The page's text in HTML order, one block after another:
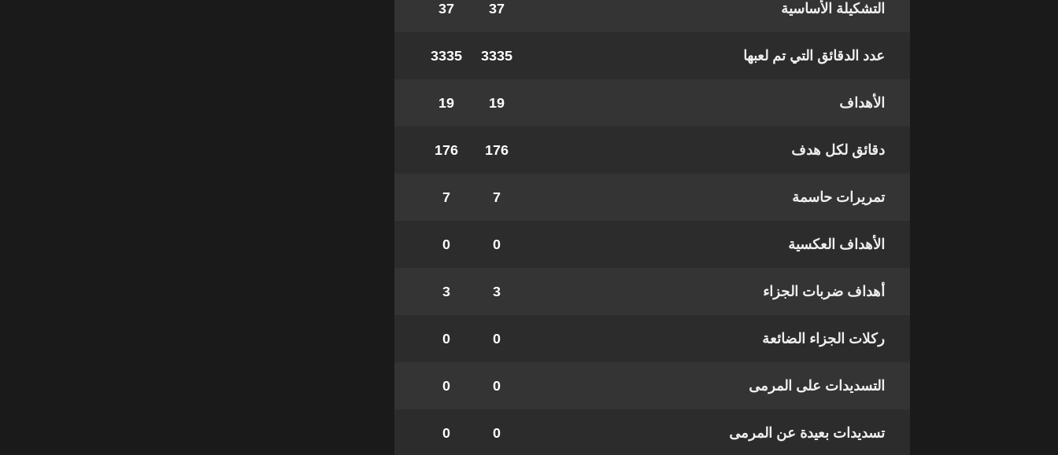
التشكيلة الأساسية 37
37
عدد الدقائق التي تم لعبها 3335
3335
الأهداف 19
19
دقائق لكل هدف 176
176
تمريرات حاسمة 7
7
الأهداف العكسية 0
0
أهداف ضربات الجزاء 3
3
ركلات الجزاء الضائعة 0
0
التسديدات على المرمى 0
0
تسديدات بعيدة عن المرمى 0
0